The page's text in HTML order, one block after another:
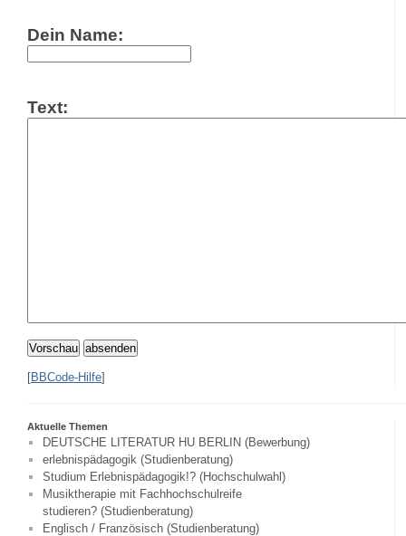
Dein Name:
Text:
Vorschau absenden
[BBCode-Hilfe]
Aktuelle Themen
DEUTSCHE LITERATUR HU BERLIN (Bewerbung)
erlebnispädagogik (Studienberatung)
Studium Erlebnispädagogik!? (Hochschulwahl)
Musiktherapie mit Fachhochschulreife
studieren? (Studienberatung)
Englisch / Französisch (Studienberatung)